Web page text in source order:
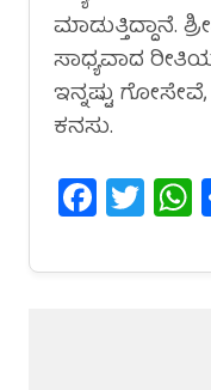
ಮಾಡುತ್ತಿದ್ದಾನೆ.
ಸಾಧ್ಯವಾದ
ಇನ್ನಷ್ಟು
ಕನಸು.